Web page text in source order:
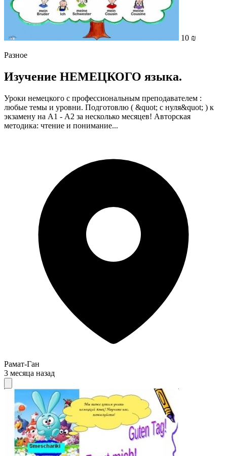
10 ₪
Разное
Изучение НЕМЕЦКОГО языка.
Уроки немецкого с профессиональным преподавателем :
любые темы и уровни. Подготовлю ( &quot; с нуля&quot; ) к
экзамену на А1 - А2 за несколько месяцев! Авторская
методика: чтение и понимание...
Рамат-Ган
3 месяца назад